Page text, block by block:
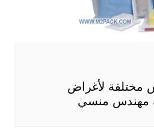
مختلفة لأغراض
مهندس منسي